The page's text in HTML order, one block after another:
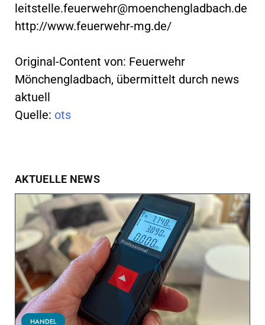
leitstelle.feuerwehr@moenchengladbach.de
http://www.feuerwehr-mg.de/
Original-Content von: Feuerwehr
Mönchengladbach, übermittelt durch news
aktuell
Quelle: ots
AKTUELLE NEWS
HANDEL